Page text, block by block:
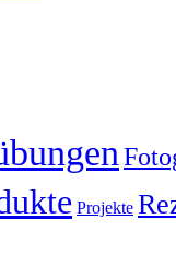
Projekte